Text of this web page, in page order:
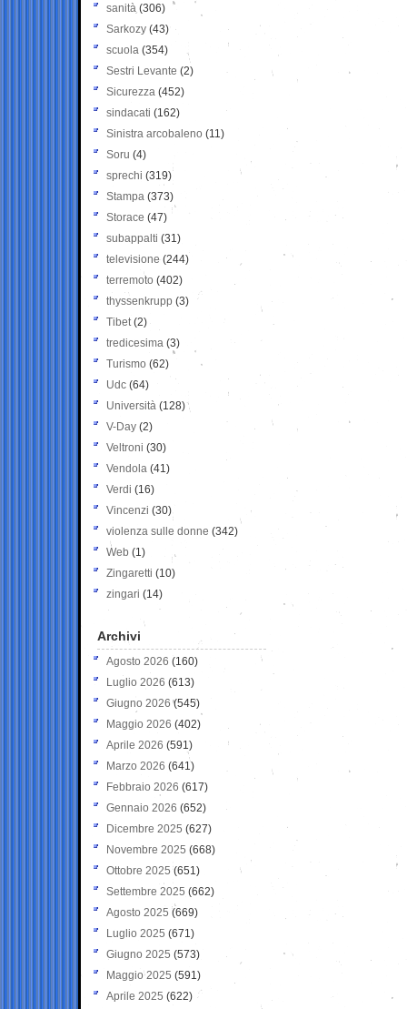
sanità (306)
Sarkozy (43)
scuola (354)
Sestri Levante (2)
Sicurezza (452)
sindacati (162)
Sinistra arcobaleno (11)
Soru (4)
sprechi (319)
Stampa (373)
Storace (47)
subappalti (31)
televisione(244)
terremoto (402)
thyssenkrupp (3)
Tibet(2)
tredicesima (3)
Turismo (62)
Udc (64)
Università (128)
V-Day (2)
Veltroni (30)
Vendola (41)
Verdi (16)
Vincenzi (30)
violenza sulle donne (342)
Web (1)
Zingaretti (10)
zingari (14)
Archivi
Agosto 2026 (160)
Luglio 2026 (613)
Giugno 2026 (545)
Maggio 2026 (402)
Aprile 2026 (591)
Marzo 2026 (641)
Febbraio 2026 (617)
Gennaio 2026 (652)
Dicembre 2025 (627)
Novembre 2025 (668)
Ottobre 2025 (651)
Settembre 2025 (662)
Agosto 2025 (669)
Luglio 2025 (671)
Giugno 2025 (573)
Maggio 2025 (591)
Aprile 2025 (622)